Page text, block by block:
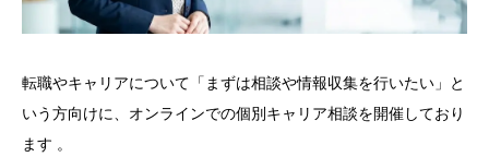
転職やキャリアについて「まずは相談や情報収集を行いたい」と
いう方向けに、オンラインでの個別キャリア相談を開催しており
ます 。